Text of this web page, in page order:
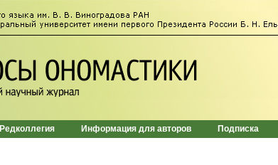
Редколлегия Информация для авторов Подписка